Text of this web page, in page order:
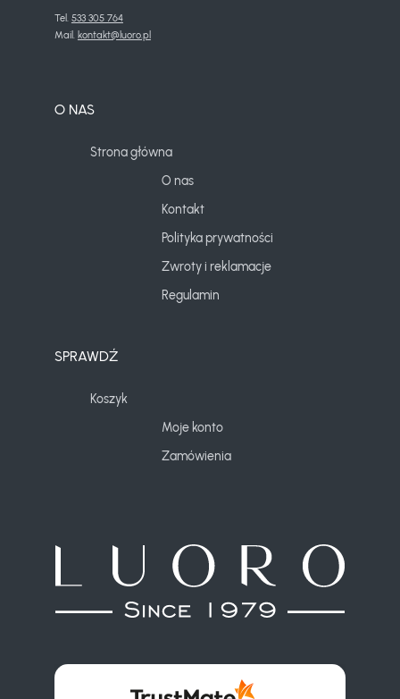
Tel. 533 305 764
Mail. kontakt@luoro.pl
O NAS
Strona główna
O nas
Kontakt
Polityka prywatności
Zwroty i reklamacje
Regulamin
SPRAWDŹ
Koszyk
Moje konto
Zamówienia